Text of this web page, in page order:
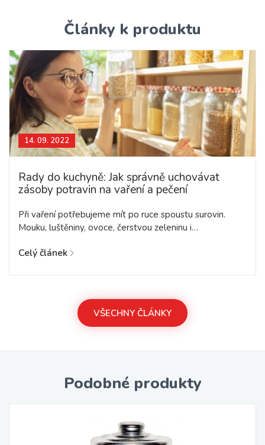
Články k produktu
14. 09. 2022
Rady do kuchyně: Jak správně uchovávat
zásoby potravin na vaření a pečení
Při vaření potřebujeme mít po ruce spoustu surovin.
Mouku, luštěniny, ovoce, čerstvou zeleninu i…
Celý článek
VŠECHNY ČLÁNKY
Podobné produkty